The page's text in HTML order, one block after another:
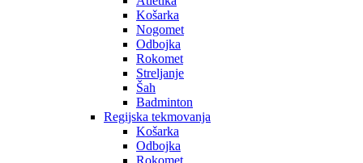
Košarka
Nogomet
Odbojka
Rokomet
Streljanje
Šah
Badminton
Regijska tekmovanja
Košarka
Odbojka
Rokomet